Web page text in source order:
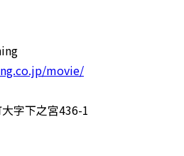
movie/
字下之宮436-1